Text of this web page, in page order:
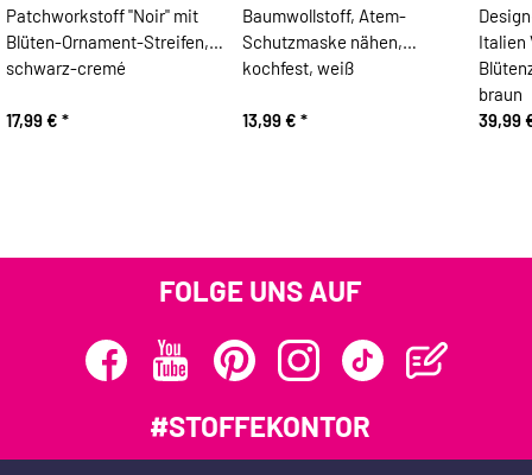
Patchworkstoff "Noir" mit
Blüten-Ornament-Streifen,
schwarz-cremé
17,99 € *
Baumwollstoff, Atem-
Schutzmaske nähen,
kochfest, weiß
13,99 € *
Italien
braun
39,99
FOLGE UNS AUF
#STOFFEKONTOR